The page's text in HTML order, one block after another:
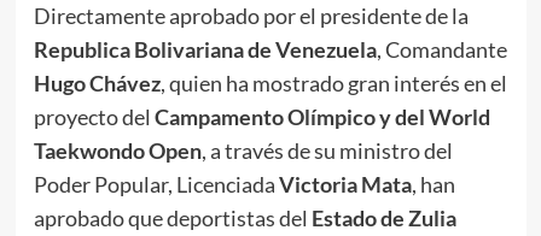
Directamente aprobado por el presidente de la
Republica Bolivariana de Venezuela, Comandante
Hugo Chávez, quien ha mostrado gran interés en el
proyecto del Campamento Olímpico y del World
Taekwondo Open, a través de su ministro del
Poder Popular, LicenciadaVictoria Mata, han
aprobado que deportistas del Estado de Zulia